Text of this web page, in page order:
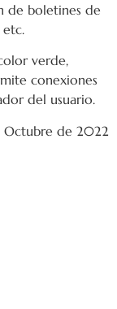
de boletines de
verde,
conexiones
del usuario.
Octubre de 2022